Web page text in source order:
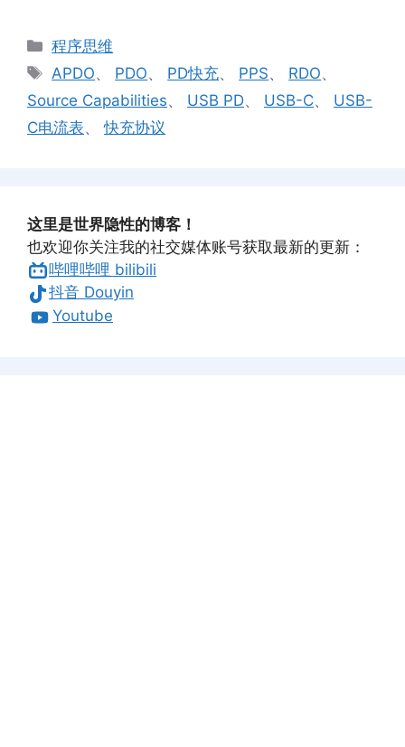
分
类
程序思维
标
签
APDO、 PDO、 PD快充、 PPS、 RDO、
Source Capabilities、 USB PD、 USB-C、 USB-
C电流表、快充协议
这里是世界隐性的博客！
也欢迎你关注我的社交媒体账号获取最新的更新：
哔哩哔哩 bilibili
抖音 Douyin
Youtube